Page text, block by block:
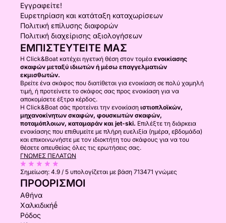
Εγγραφείτε!
Ευρετηρίαση και κατάταξη καταχωρίσεων
Πολιτική επίλυσης διαφορών
Πολιτική διαχείρισης αξιολογήσεων
ΕΜΠΙΣΤΕΥΤΕΊΤΕ ΜΑΣ
Η Click&Boat κατέχει ηγετική θέση στον τομέα ενοικίασης
σκαφών μεταξύ ιδιωτών ή μέσω επαγγελματιών
εκμισθωτών.
Βρείτε ένα σκάφος που διατίθεται για ενοικίαση σε πολύ χαμηλή
τιμή, ή προτείνετε το σκάφος σας προς ενοικίαση για να
αποκομίσετε έξτρα κέρδος.
Η Click&Boat σάς προτείνει την ενοικίαση ιστιοπλοϊκών,
μηχανοκίνητων σκαφών, φουσκωτών σκαφών,
ποταμόπλοιων, καταμαράν και jet-ski. Επιλέξτε τη διάρκεια
ενοικίασης που επιθυμείτε με πλήρη ευελιξία (ημέρα, εβδομάδα)
και επικοινωνήστε με τον ιδιοκτήτη του σκάφους για να του
θέσετε απευθείας όλες τις ερωτήσεις σας.
ΓΝΏΜΕΣ ΠΕΛΑΤΏΝ
Σημείωση: 4.9 / 5 υπολογίζεται με βάση 713471 γνώμες
ΠΡΟΟΡΙΣΜΟΊ
Αθήνα
Χαλκιδικήḗ
Ρόδος